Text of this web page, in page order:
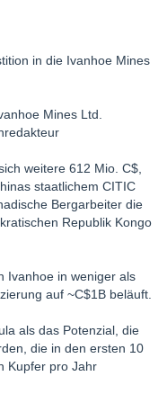
der Ivanhoe
der zweitgrößte
in die Ivanhoe Mines
Mines Ltd.
weitere 612 Mio. C$,
staatlichem CITIC
Bergarbeiter die
Republik Kongo
Ivanhoe in weniger als
auf ~C$1B beläuft.
als das Potenzial, die
die in den ersten 10
Kupfer pro Jahr